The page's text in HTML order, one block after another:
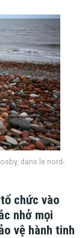
dans le nord-
chức vào
nhở mọi
vệ hành tinh